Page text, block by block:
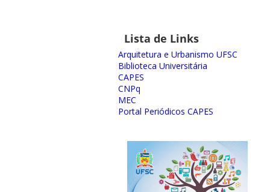
Lista de Links
Arquitetura e Urbanismo UFSC
Biblioteca Universitária
CAPES
CNPq
MEC
Portal Periódicos CAPES